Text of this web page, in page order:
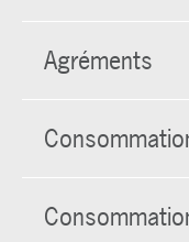
Agréments